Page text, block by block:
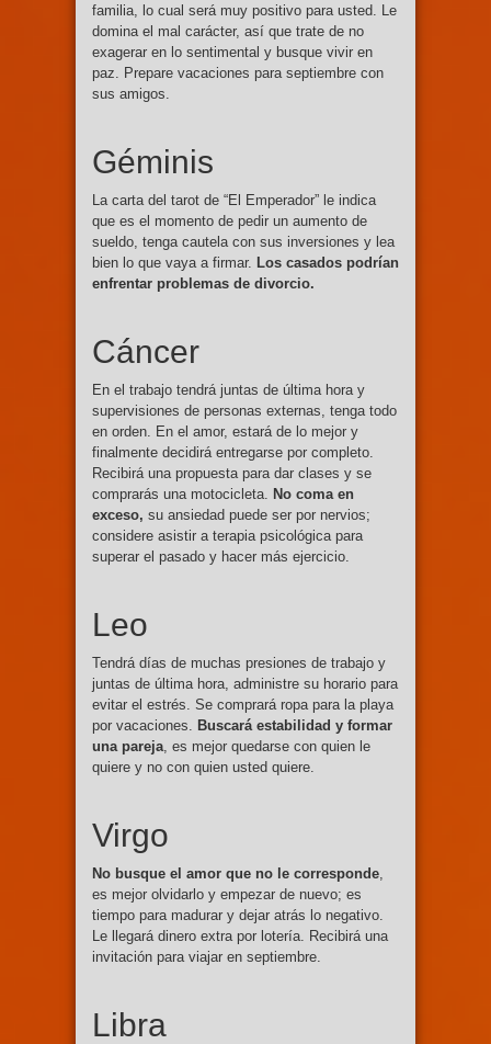
familia, lo cual será muy positivo para usted. Le
domina el mal carácter, así que trate de no
exagerar en lo sentimental y busque vivir en
paz. Prepare vacaciones para septiembre con
sus amigos.
Géminis
La carta del tarot de “El Emperador” le indica
que es el momento de pedir un aumento de
sueldo, tenga cautela con sus inversiones y lea
bien lo que vaya a firmar.
Los casados podrían
enfrentar problemas de divorcio.
Cáncer
En el trabajo tendrá juntas de última hora y
supervisiones de personas externas, tenga todo
en orden. En el amor, estará de lo mejor y
finalmente decidirá entregarse por completo.
Recibirá una propuesta para dar clases y se
comprarás una motocicleta.
No coma en
exceso, su ansiedad puede ser por nervios;
considere asistir a terapia psicológica para
superar el pasado y hacer más ejercicio.
Leo
Tendrá días de muchas presiones de trabajo y
juntas de última hora, administre su horario para
evitar el estrés. Se comprará ropa para la playa
por vacaciones.
Buscará estabilidad y formar
una pareja , es mejor quedarse con quien le
quiere y no con quien usted quiere.
Virgo
No busque el amor que no le corresponde
es mejor olvidarlo y empezar de nuevo; es
tiempo para madurar y dejar atrás lo negativo.
Le llegará dinero extra por lotería. Recibirá una
invitación para viajar en septiembre.
Libra